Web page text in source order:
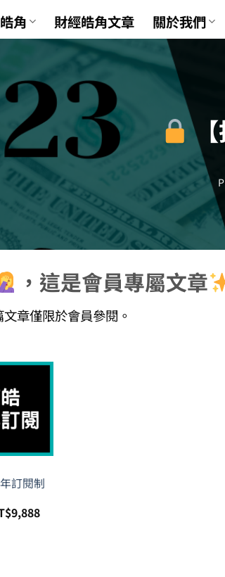
角 財經皓角文章 關於我們
【
，這是會員專屬文章
章僅限於會員參閱。
訂閱制
9,888目
前